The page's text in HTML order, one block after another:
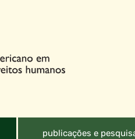
publicações e